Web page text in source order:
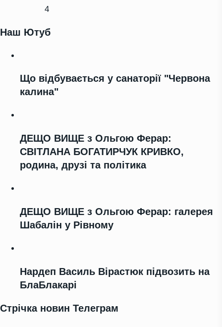
4
Наш Ютуб
Що відбувається у санаторії "Червона
калина"
ДЕЩО ВИЩЕ з Ольгою Ферар:
СВІТЛАНА БОГАТИРЧУК КРИВКО,
родина, друзі та політика
ДЕЩО ВИЩЕ з Ольгою Ферар: галерея
Шабалін у Рівному
Нардеп Василь Вірастюк підвозить на
БлаБлакарі
Стрічка новин Телеграм